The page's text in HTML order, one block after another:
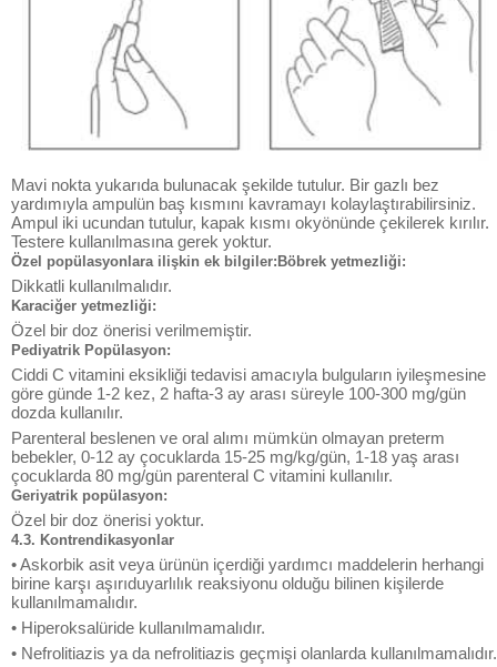
Mavi nokta yukarıda bulunacak şekilde tutulur. Bir gazlı bez
yardımıyla ampulün baş kısmını kavramayı kolaylaştırabilirsiniz.
Ampul iki ucundan tutulur, kapak kısmı okyönünde çekilerek kırılır.
Testere kullanılmasına gerek yoktur.
Özel popülasyonlara ilişkin ek bilgiler:Böbrek yetmezliği:
Dikkatli kullanılmalıdır.
Karaciğer yetmezliği:
Özel bir doz önerisi verilmemiştir.
Pediyatrik Popülasyon:
Ciddi C vitamini eksikliği tedavisi amacıyla bulguların iyileşmesine
göre günde 1-2 kez, 2 hafta-3 ay arası süreyle 100-300 mg/gün
dozda kullanılır.
Parenteral beslenen ve oral alımı mümkün olmayan preterm
bebekler, 0-12 ay çocuklarda 15-25 mg/kg/gün, 1-18 yaş arası
çocuklarda 80 mg/gün parenteral C vitamini kullanılır.
Geriyatrik popülasyon:
Özel bir doz önerisi yoktur.
4.3. Kontrendikasyonlar
• Askorbik asit veya ürünün içerdiği yardımcı maddelerin herhangi
birine karşı aşırıduyarlılık reaksiyonu olduğu bilinen kişilerde
kullanılmamalıdır.
• Hiperoksalüride kullanılmamalıdır.
• Nefrolitiazis ya da nefrolitiazis geçmişi olanlarda kullanılmamalıdır.